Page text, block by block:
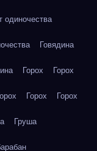
одиночества
Говядина
Горох Горох
Горох Горох
Груша